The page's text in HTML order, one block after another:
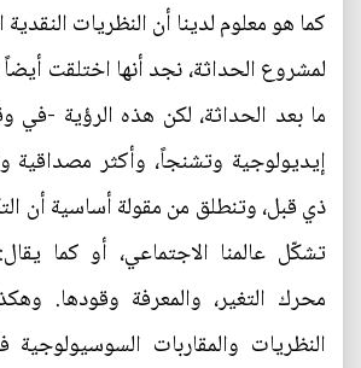
كما هو معلوم لدينا أن النظريات
لمشروع الحداثة، نجد أنها اختلقت
ما بعد الحداثة، لكن هذه الرؤية -في
إيديولوجية وتشنجاً، وأكثر مصداقية
ذي قبل، وتنطلق من مقولة أساسية أن
تشكّل عالمنا الاجتماعي، أو كما
محرك التغير، والمعرفة وقودها.
النظريات والمقاربات